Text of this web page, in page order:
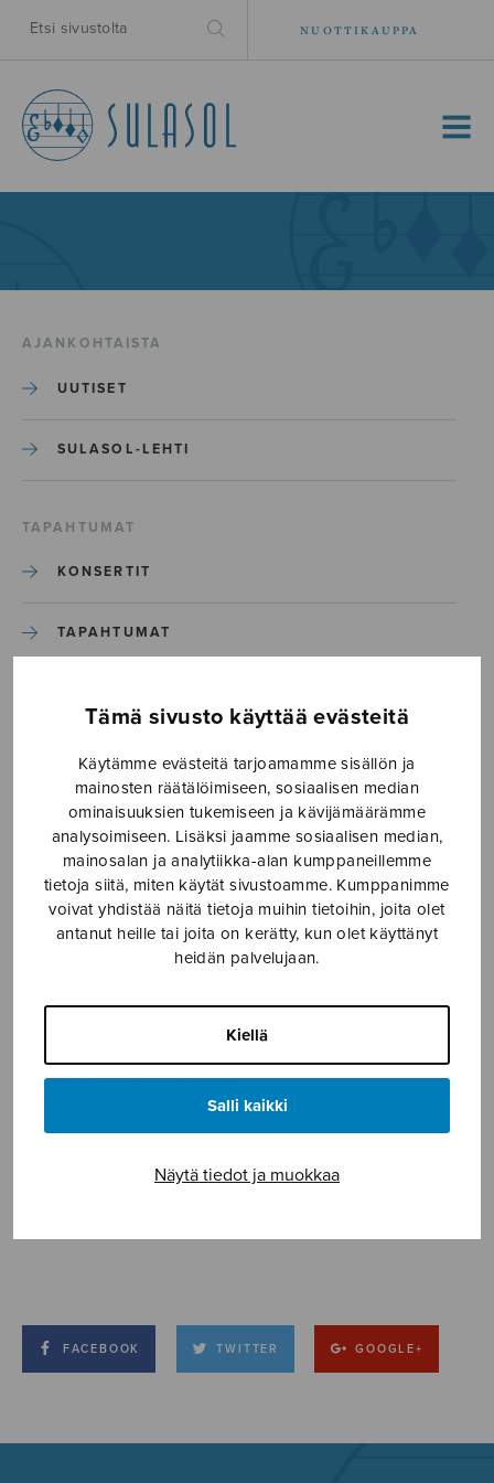
Tämä sivusto käyttää evästeitä
Käytämme evästeitä tarjoamamme sisällön ja
mainosten räätälöimiseen, sosiaalisen median
ominaisuuksien tukemiseen ja kävijämäärämme
analysoimiseen. Lisäksi jaamme sosiaalisen median,
mainosalan ja analytiikka-alan kumppaneillemme
tietoja siitä, miten käytät sivustoamme. Kumppanimme
voivat yhdistää näitä tietoja muihin tietoihin, joita olet
antanut heille tai joita on kerätty, kun olet käyttänyt
heidän palvelujaan.
Kiellä
Salli kaikki
Näytä tiedot ja muokkaa
NUOTTIKAUPPA
MENU
AJANKOHTAISTA
UUTISET
SULASOL-LEHTI
TAPAHTUMAT
KONSERTIT
TAPAHTUMAT
Etusivu › Media › Järven takana
Järven takana
22.3.2019
FACEBOOK TWITTER GOOGLE+